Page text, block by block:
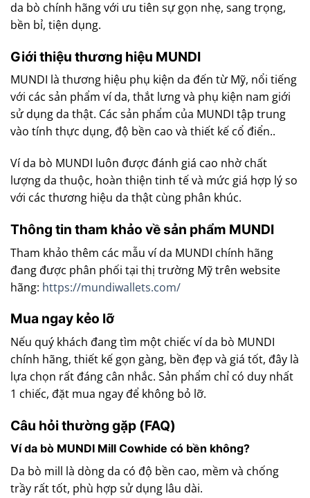
da bò chính hãng với ưu tiên sự gọn nhẹ, sang trọng,
bền bỉ, tiện dụng.
Giới thiệu thương hiệu MUNDI
MUNDI là thương hiệu phụ kiện da đến từ Mỹ, nổi tiếng
với các sản phẩm ví da, thắt lưng và phụ kiện nam giới
sử dụng da thật. Các sản phẩm của MUNDI tập trung
vào tính thực dụng, độ bền cao và thiết kế cổ điển..
Ví da bò MUNDI luôn được đánh giá cao nhờ chất
lượng da thuộc, hoàn thiện tinh tế và mức giá hợp lý so
với các thương hiệu da thật cùng phân khúc.
Thông tin tham khảo về sản phẩm MUNDI
Tham khảo thêm các mẫu ví da MUNDI chính hãng
đang được phân phối tại thị trường Mỹ trên website
hãng: https://mundiwallets.com/
Mua ngay kẻo lỡ
Nếu quý khách đang tìm một chiếc ví da bò MUNDI
chính hãng, thiết kế gọn gàng, bền đẹp và giá tốt, đây là
lựa chọn rất đáng cân nhắc. Sản phẩm chỉ có duy nhất
1 chiếc, đặt mua ngay để không bỏ lỡ.
Câu hỏi thường gặp (FAQ)
Ví da bò MUNDI Mill Cowhide có bền không?
Da bò mill là dòng da có độ bền cao, mềm và chống
trầy rất tốt, phù hợp sử dụng lâu dài.